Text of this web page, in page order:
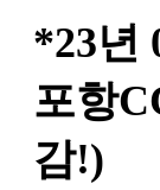
*23년
포항
감!)